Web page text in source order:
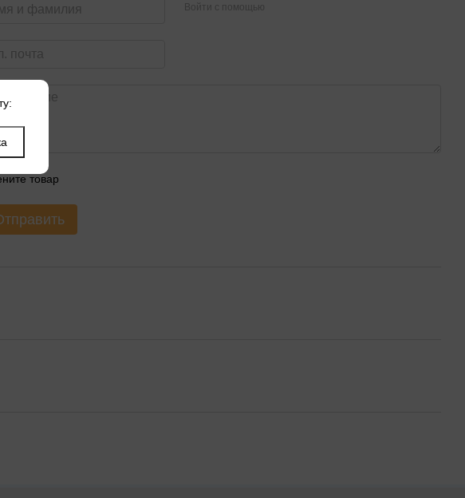
Войти с помощью
товар